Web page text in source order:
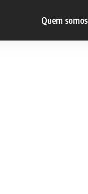
Quem somos